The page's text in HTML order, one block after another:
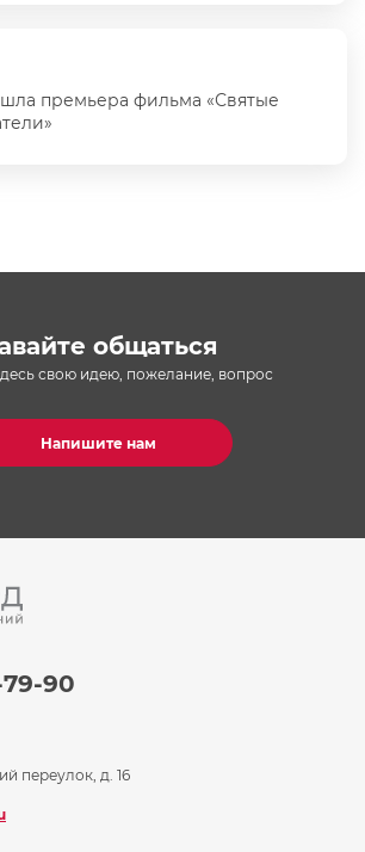
премьера фильма «Святые
общаться
свою идею, пожелание, вопрос
Напишите нам
79-90
переулок, д. 16